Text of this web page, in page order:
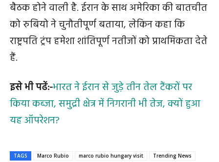
बैठक होने वाली है. ईरान के साथ अमेरिका की बातचीत
को रुबियो ने चुनौतीपूर्ण बताया, लेकिन कहा कि
राष्ट्रपति ट्रंप हमेशा शांतिपूर्ण नतीजों को प्राथमिकता देते
हैं.
इसे भी पढें:-भारत ने ईरान से जुड़े तीन तेल टैंकरों पर
किया कब्जा, समुद्री क्षेत्र में निगरानी भी तेज, क्यों हुआ
यह ऑपरेशन?
TAGS Marco Rubio marco rubio hungary visit
Trending News